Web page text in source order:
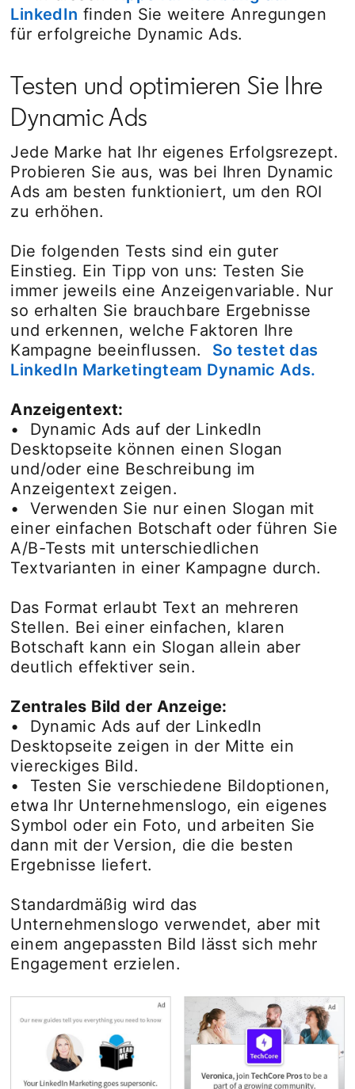
LinkedIn finden Sie weitere Anregungen
für erfolgreiche Dynamic Ads.
Testen und optimieren Sie Ihre
Dynamic Ads
Jede Marke hat Ihr eigenes Erfolgsrezept.
Probieren Sie aus, was bei Ihren Dynamic
Ads am besten funktioniert, um den ROI
zu erhöhen.
Die folgenden Tests sind ein guter
Einstieg. Ein Tipp von uns: Testen Sie
immer jeweils eine Anzeigenvariable. Nur
so erhalten Sie brauchbare Ergebnisse
und erkennen, welche Faktoren Ihre
Kampagne beeinflussen. So testet das
LinkedIn Marketingteam Dynamic Ads.
Anzeigentext:
• Dynamic Ads auf der LinkedIn
Desktopseite können einen Slogan
und/oder eine Beschreibung im
Anzeigentext zeigen.
• Verwenden Sie nur einen Slogan mit
einer einfachen Botschaft oder führen Sie
A/B-Tests mit unterschiedlichen
Textvarianten in einer Kampagne durch.
Das Format erlaubt Text an mehreren
Stellen. Bei einer einfachen, klaren
Botschaft kann ein Slogan allein aber
deutlich effektiver sein.
Zentrales Bild der Anzeige:
• Dynamic Ads auf der LinkedIn
Desktopseite zeigen in der Mitte ein
viereckiges Bild.
• Testen Sie verschiedene Bildoptionen,
etwa Ihr Unternehmenslogo, ein eigenes
Symbol oder ein Foto, und arbeiten Sie
dann mit der Version, die die besten
Ergebnisse liefert.
Standardmäßig wird das
Unternehmenslogo verwendet, aber mit
einem angepassten Bild lässt sich mehr
Engagement erzielen.